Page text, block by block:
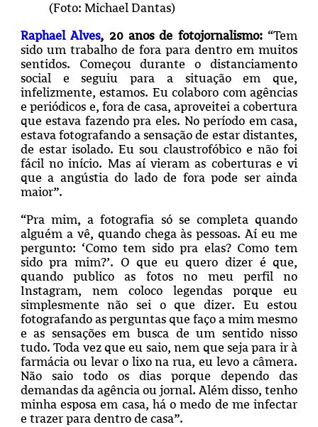
(Foto: Michael Dantas)
Raphael Alves, 20 anos de fotojornalismo:“Tem
sido um trabalho de fora para dentro em muitos
sentidos. Começou durante o distanciamento
social e seguiu para a situação em que,
infelizmente, estamos. Eu colaboro com agências
e periódicos e, fora de casa, aproveitei a cobertura
que estava fazendo pra eles. No período em casa,
estava fotografando a sensação de estar distantes,
de estar isolado. Eu sou claustrofóbico e não foi
fácil no início. Mas aí vieram as coberturas e vi
que a angústia do lado de fora pode ser ainda
maior”.
“Pra mim, a fotografia só se completa quando
alguém a vê, quando chega às pessoas. Aí eu me
pergunto: ‘Como tem sido pra elas? Como tem
sido pra mim?’. O que eu quero dizer é que,
quando publico as fotos no meu perfil no
Instagram, nem coloco legendas porque eu
simplesmente não sei o que dizer. Eu estou
fotografando as perguntas que faço a mim mesmo
e as sensações em busca de um sentido nisso
tudo. Toda vez que eu saio, nem que seja para ir à
farmácia ou levar o lixo na rua, eu levo a câmera.
Não saio todo os dias porque dependo das
demandas da agência ou jornal. Além disso, tenho
minha esposa em casa, há o medo de me infectar
e trazer para dentro de casa”.